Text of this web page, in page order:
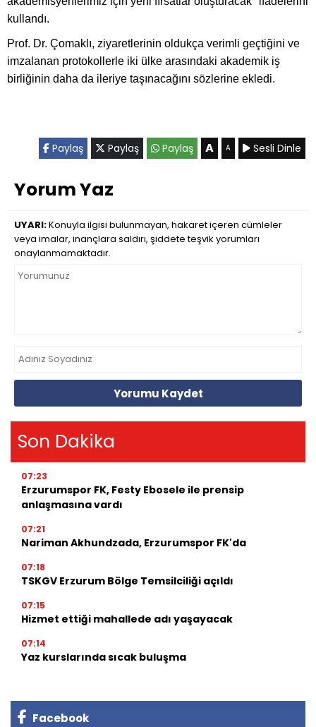
kullandı.
Prof. Dr. Çomaklı, ziyaretlerinin oldukça verimli geçtiğini ve
imzalanan protokollerle iki ülke arasındaki akademik iş
birliğinin daha da ileriye taşınacağını sözlerine ekledi.
Paylaş Paylaş Paylaş A A Sesli Dinle
Yorum Yaz
UYARI:Konuyla ilgisi bulunmayan, hakaret içeren cümleler
veya imalar, inançlara saldırı, şiddete teşvik yorumları
onaylanmamaktadır.
Yorumu Kaydet
Son Dakika
07:23
Erzurumspor FK, Festy Ebosele ile prensip
anlaşmasına vardı
07:21
Nariman Akhundzada, Erzurumspor FK'da
07:18
TSKGV Erzurum Bölge Temsilciliği açıldı
07:15
Hizmet ettiği mahallede adı yaşayacak
07:14
Yaz kurslarında sıcak buluşma
Facebook